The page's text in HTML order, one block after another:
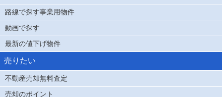
路線で探す事業用物件
動画で探す
最新の値下げ物件
売りたい
不動産売却無料査定
売却のポイント